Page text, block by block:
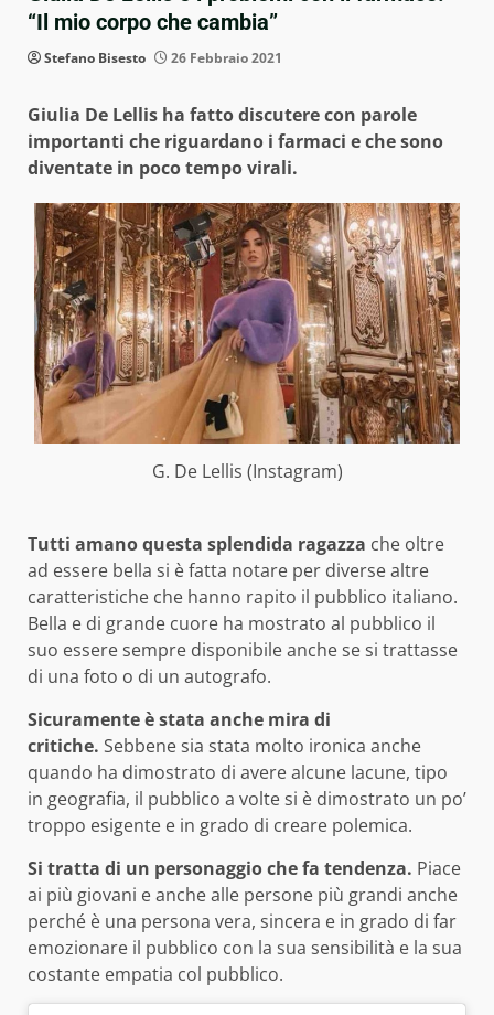
“Il mio corpo che cambia”
Stefano Bisesto 26 Febbraio 2021
Giulia De Lellis ha fatto discutere con parole
importanti che riguardano i farmaci e che sono
diventate in poco tempo virali.
G. De Lellis (Instagram)
Tutti amano questa splendida ragazza che oltre
ad essere bella si è fatta notare per diverse altre
caratteristiche che hanno rapito il pubblico italiano.
Bella e di grande cuore ha mostrato al pubblico il
suo essere sempre disponibile anche se si trattasse
di una foto o di un autografo.
Sicuramente è stata anche mira di
critiche. Sebbene sia stata molto ironica anche
quando ha dimostrato di avere alcune lacune, tipo
in geografia, il pubblico a volte si è dimostrato un po’
troppo esigente e in grado di creare polemica.
Si tratta di un personaggio che fa tendenza. Piace
ai più giovani e anche alle persone più grandi anche
perché è una persona vera, sincera e in grado di far
emozionare il pubblico con la sua sensibilità e la sua
costante empatia col pubblico.